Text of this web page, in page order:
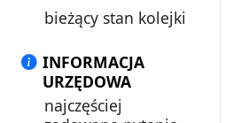
bieżący stan kolejki
INFORMACJA
URZĘDOWA
najczęściej